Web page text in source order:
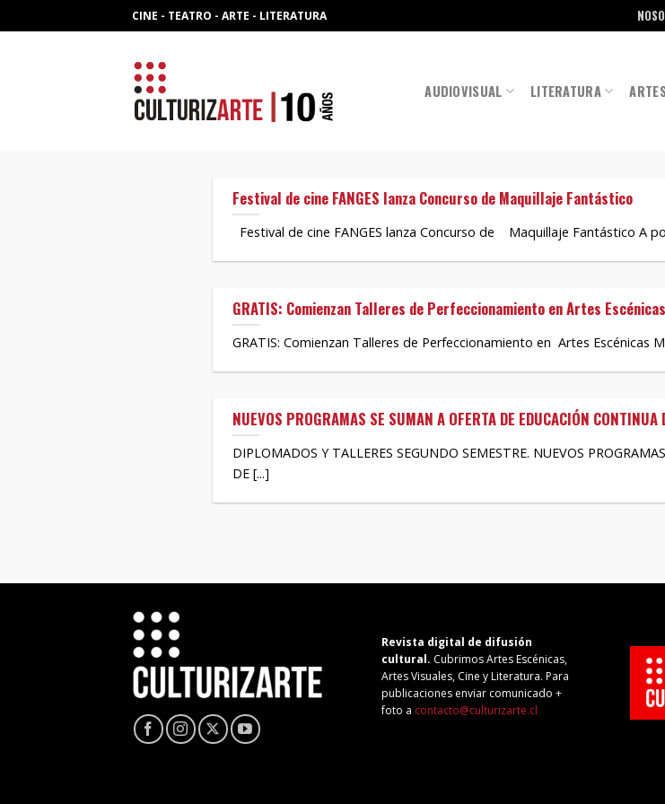
to
CINE - TEATRO - ARTE - LITERATURA
AUDIOVISUAL LITERATURA
Festival de cine FANGES lanza Concurso de Maquillaje Fantástico
Festival de cine FANGES lanza Concurso de Maquillaje Fantástico A
GRATIS: Comienzan Talleres de Perfeccionamiento en Artes
GRATIS: Comienzan Talleres de Perfeccionamiento en Artes Escénicas
NUEVOS PROGRAMAS SE SUMAN A OFERTA DE EDUCACIÓN CONTINUA
DIPLOMADOS Y TALLERES SEGUNDO SEMESTRE. NUEVOS
DE [...]
Revista digital de difusión
cultural. Cubrimos Artes Escénicas,
Artes Visuales, Cine y Literatura. Para
publicaciones enviar comunicado +
foto a contacto@culturizarte.cl